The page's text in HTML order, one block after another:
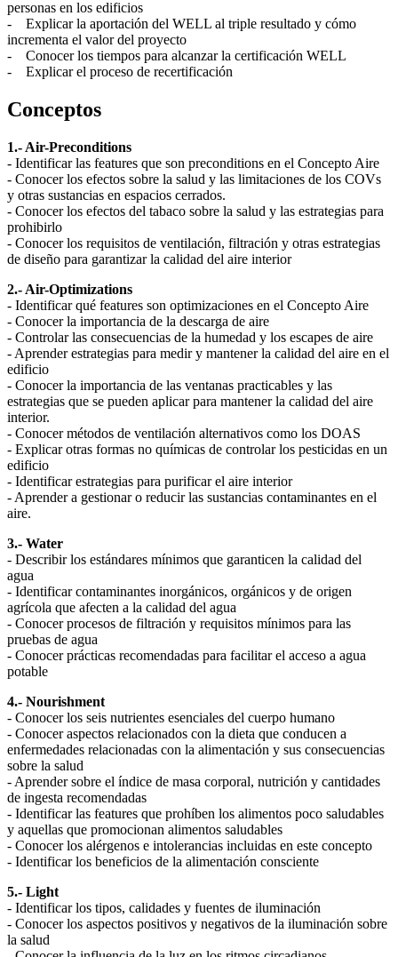
personas en los edificios
- Explicar la aportación del WELL al triple resultado y cómo
incrementa el valor del proyecto
- Conocer los tiempos para alcanzar la certificación WELL
- Explicar el proceso de recertificación
Conceptos
1.- Air-Preconditions
- Identificar las features que son preconditions en el Concepto Aire
- Conocer los efectos sobre la salud y las limitaciones de los COVs
y otras sustancias en espacios cerrados.
- Conocer los efectos del tabaco sobre la salud y las estrategias para
prohibirlo
- Conocer los requisitos de ventilación, filtración y otras estrategias
de diseño para garantizar la calidad del aire interior
2.- Air-Optimizations
- Identificar qué features son optimizaciones en el Concepto Aire
- Conocer la importancia de la descarga de aire
- Controlar las consecuencias de la humedad y los escapes de aire
- Aprender estrategias para medir y mantener la calidad del aire en el
edificio
- Conocer la importancia de las ventanas practicables y las
estrategias que se pueden aplicar para mantener la calidad del aire
interior.
- Conocer métodos de ventilación alternativos como los DOAS
- Explicar otras formas no químicas de controlar los pesticidas en un
edificio
- Identificar estrategias para purificar el aire interior
- Aprender a gestionar o reducir las sustancias contaminantes en el
aire.
3.- Water
- Describir los estándares mínimos que garanticen la calidad del
agua
- Identificar contaminantes inorgánicos, orgánicos y de origen
agrícola que afecten a la calidad del agua
- Conocer procesos de filtración y requisitos mínimos para las
pruebas de agua
- Conocer prácticas recomendadas para facilitar el acceso a agua
potable
4.- Nourishment
- Conocer los seis nutrientes esenciales del cuerpo humano
- Conocer aspectos relacionados con la dieta que conducen a
enfermedades relacionadas con la alimentación y sus consecuencias
sobre la salud
- Aprender sobre el índice de masa corporal, nutrición y cantidades
de ingesta recomendadas
- Identificar las features que prohíben los alimentos poco saludables
y aquellas que promocionan alimentos saludables
- Conocer los alérgenos e intolerancias incluidas en este concepto
- Identificar los beneficios de la alimentación consciente
5.- Light
- Identificar los tipos, calidades y fuentes de iluminación
- Conocer los aspectos positivos y negativos de la iluminación sobre
la salud